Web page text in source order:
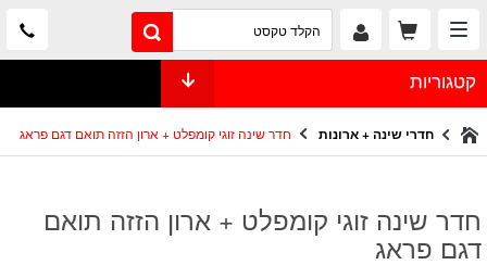
קטגוריות
חדרי שינה + ארונות חדר שינה זוגי קומפלט + ארון הזזה תואם דגם פראג
חדר שינה זוגי קומפלט + ארון הזזה תואם
דגם פראג